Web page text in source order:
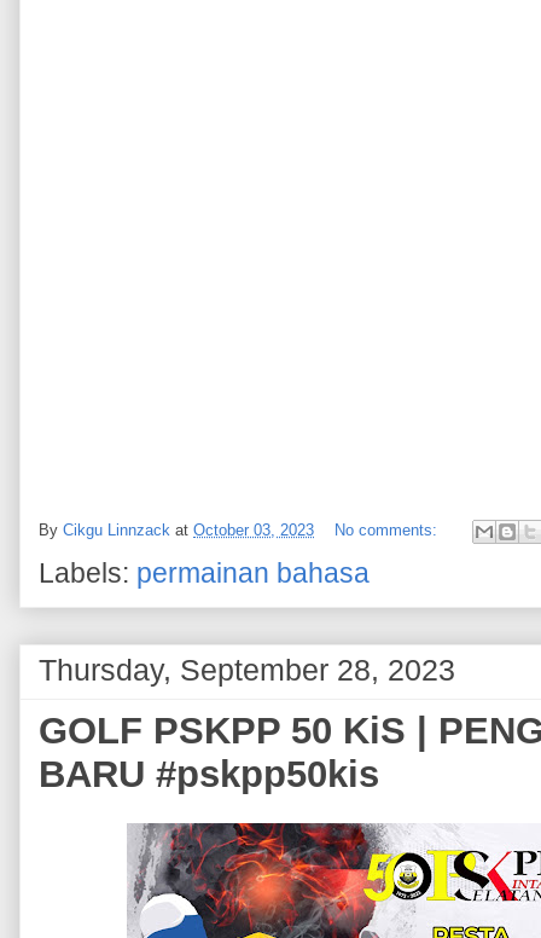
By Cikgu Linnzack at October 03, 2023 No comments:
Labels: permainan bahasa
Thursday, September 28, 2023
GOLF PSKPP 50 KiS |
BARU #pskpp50kis